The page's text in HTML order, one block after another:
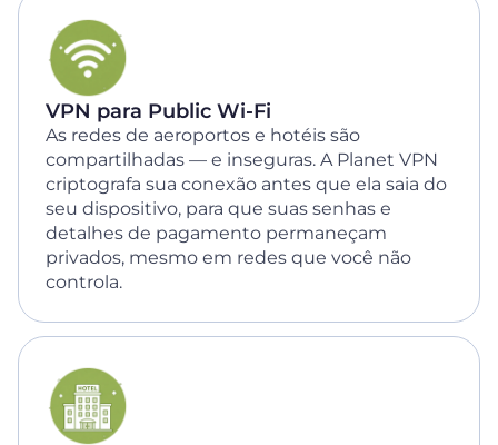
VPN para Public Wi-Fi
As redes de aeroportos e hotéis são
compartilhadas — e inseguras. A Planet VPN
criptografa sua conexão antes que ela saia do
seu dispositivo, para que suas senhas e
detalhes de pagamento permaneçam
privados, mesmo em redes que você não
controla.